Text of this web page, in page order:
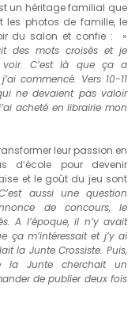
un héritage familial que
les photos de famille, le
du salon et confie : »
des mots croisés et je
voir. C’est là que ça a
commencé. Vers 10-11
ne devaient pas valoir
acheté en librairie mon
leur passion en
d’école pour devenir
et le goût du jeu sont
aussi une question
de concours, le
A l’époque, il n’y avait
ça m’intéressait et j’y ai
la Junte Crossiste. Puis,
la Junte cherchait un
de publier deux fois